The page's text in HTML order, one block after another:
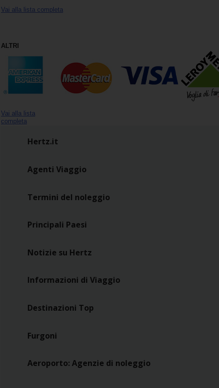
Vai alla lista completa
ALTRI
Vai alla lista
completa
Hertz.it
Agenti Viaggio
Termini del noleggio
Principali Paesi
Notizie su Hertz
Informazioni di Viaggio
Destinazioni Top
Furgoni
Aeroporto: Agenzie di noleggio